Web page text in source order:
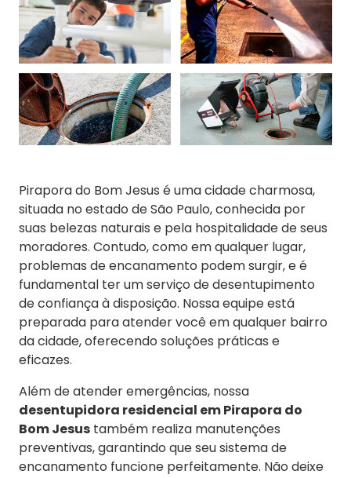
Pirapora do Bom Jesus é uma cidade charmosa,
situada no estado de São Paulo, conhecida por
suas belezas naturais e pela hospitalidade de seus
moradores. Contudo, como em qualquer lugar,
problemas de encanamento podem surgir, e é
fundamental ter um serviço de desentupimento
de confiança à disposição. Nossa equipe está
preparada para atender você em qualquer bairro
da cidade, oferecendo soluções práticas e
eficazes.
Além de atender emergências, nossa
desentupidora residencial em Pirapora do
Bom Jesus também realiza manutenções
preventivas, garantindo que seu sistema de
encanamento funcione perfeitamente. Não deixe